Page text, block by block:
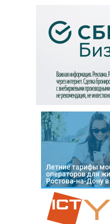
Летние тарифы
операторов для
Ростова-на-Дону в